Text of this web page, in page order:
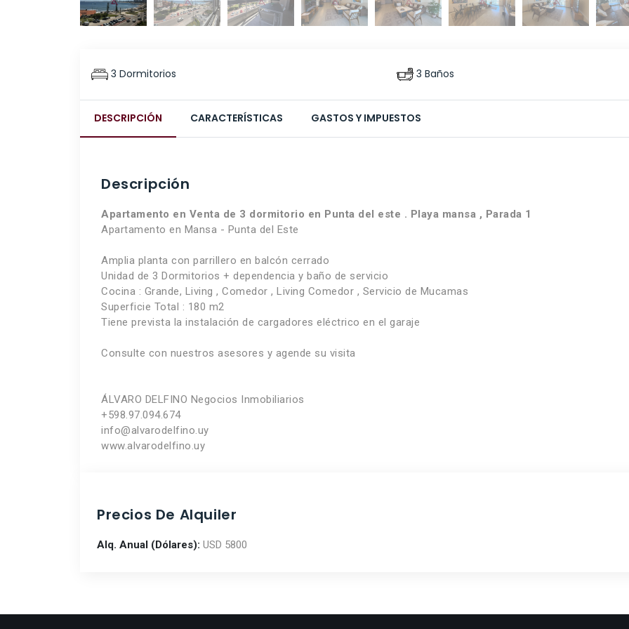
3 Dormitorios 3 Baños
DESCRIPCIÓN CARACTERÍSTICAS GASTOS Y IMPUESTOS
Descripción
Apartamento en Venta de 3 dormitorio en Punta del este . Playa mansa , Parada 1
Apartamento en Mansa - Punta del Este
Amplia planta con parrillero en balcón cerrado
Unidad de 3 Dormitorios + dependencia y baño de servicio
Cocina : Grande, Living , Comedor , Living Comedor , Servicio de Mucamas
Superficie Total : 180 m2
Tiene prevista la instalación de cargadores eléctrico en el garaje
Consulte con nuestros asesores y agende su visita
ÁLVARO DELFINO Negocios Inmobiliarios
+598.97.094.674
info@alvarodelfino.uy
www.alvarodelfino.uy
Precios De Alquiler
Alq. Anual (Dólares): USD 5800